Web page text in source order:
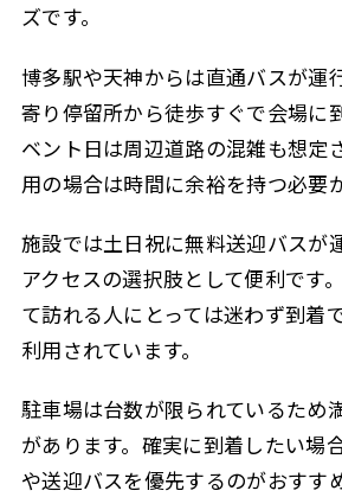
ズです。
博多駅や天神からは直通バスが運
寄り停留所から徒歩すぐで会場に
ベント日は周辺道路の混雑も想定
用の場合は時間に余裕を持つ必要
施設では土日祝に無料送迎バスが
アクセスの選択肢として便利です
て訪れる人にとっては迷わず到着
利用されています。
駐車場は台数が限られているため
があります。確実に到着したい場
や送迎バスを優先するのがおすすめ